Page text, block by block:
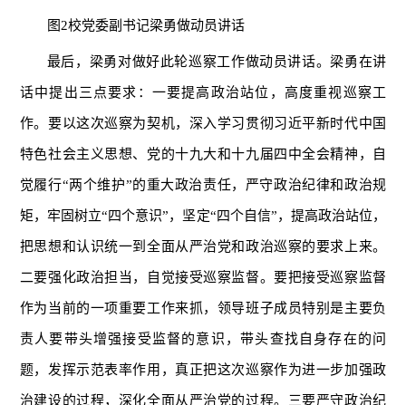
图2校党委副书记梁勇做动员讲话
最后，梁勇对做好此轮巡察工作做动员讲话。梁勇在讲
话中提出三点要求：一要提高政治站位，高度重视巡察工
作。要以这次巡察为契机，深入学习贯彻习近平新时代中国
特色社会主义思想、党的十九大和十九届四中全会精神，自
觉履行“两个维护”的重大政治责任，严守政治纪律和政治规
矩，牢固树立“四个意识”，坚定“四个自信”，提高政治站位，
把思想和认识统一到全面从严治党和政治巡察的要求上来。
二要强化政治担当，自觉接受巡察监督。要把接受巡察监督
作为当前的一项重要工作来抓，领导班子成员特别是主要负
责人要带头增强接受监督的意识，带头查找自身存在的问
题，发挥示范表率作用，真正把这次巡察作为进一步加强政
治建设的过程，深化全面从严治党的过程。三要严守政治纪